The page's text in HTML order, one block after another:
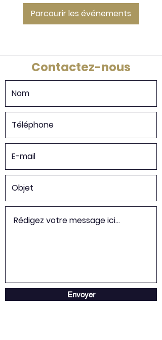
Parcourir les événements
Contactez-nous
Envoyer